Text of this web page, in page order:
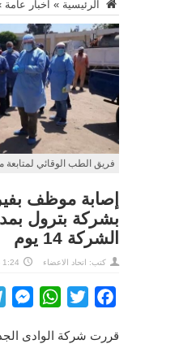
الرئيسية » اخبار عامة
فريق الطب الوقائي
إصابة موظف
بشركة بترول
الشركة 14 يوم
كتب: اتحاد الاعضاء 1:24 صباحًا ,01-05-2020
Facebook
Twitter
قررت شركة الوادى